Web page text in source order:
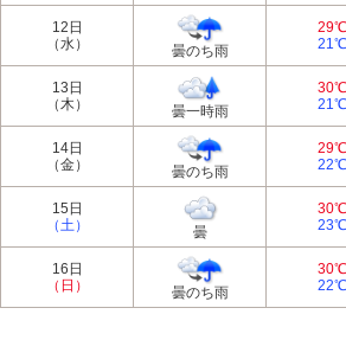
12日
（水）
曇のち雨
29℃
21℃
13日
（木）
曇一時雨
30℃
21℃
14日
（金）
曇のち雨
29℃
22℃
15日
（土）
曇
30℃
23℃
16日
（日）
曇のち雨
30℃
22℃